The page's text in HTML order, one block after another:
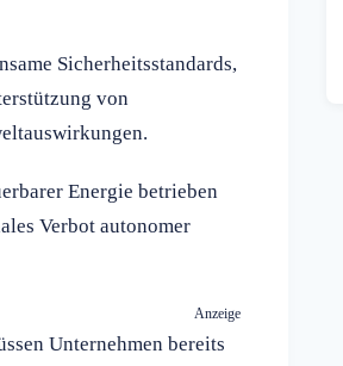
Sicherheitsstandards,
von
Energie betrieben
Verbot autonomer
Anzeige
Unternehmen bereits